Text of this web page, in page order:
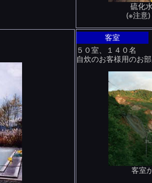
硫化
(※注意
客室
５０室、１４０名
自炊のお客様用のお
客室